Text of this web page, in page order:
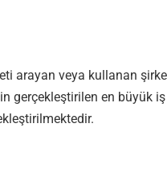
arayan veya kullanan
gerçekleştirilen en büyük